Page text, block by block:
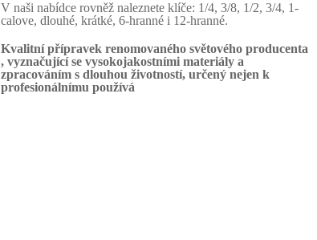
V naši nabídce rovněž naleznete klíče: 1/4, 3/8, 1/2, 3/4, 1-
calove, dlouhé, krátké, 6-hranné i 12-hranné.
Kvalitní přípravek renomovaného světového producenta
, vyznačující se vysokojakostními materiály a
zpracováním s dlouhou životností, určený nejen k
profesionálnímu používá